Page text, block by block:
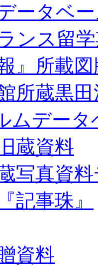
ータベ
ンス留
』所載
所蔵黒
ムデータ
蔵資料
写真資
記事珠』
資料